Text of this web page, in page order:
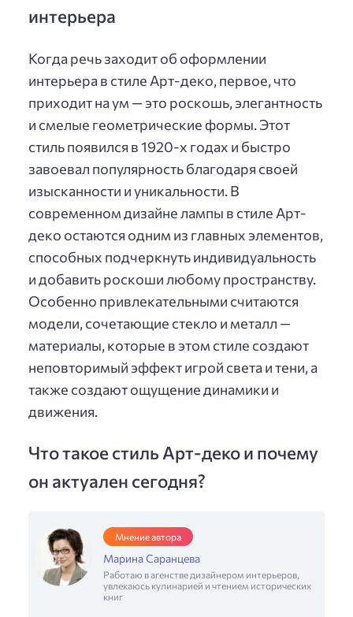
интерьера
Когда речь заходит об оформлении
интерьера в стиле Арт-деко, первое, что
приходит на ум — это роскошь, элегантность
и смелые геометрические формы. Этот
стиль появился в 1920-х годах и быстро
завоевал популярность благодаря своей
изысканности и уникальности. В
современном дизайне лампы в стиле Арт-
деко остаются одним из главных элементов,
способных подчеркнуть индивидуальность
и добавить роскоши любому пространству.
Особенно привлекательными считаются
модели, сочетающие стекло и металл —
материалы, которые в этом стиле создают
неповторимый эффект игрой света и тени, а
также создают ощущение динамики и
движения.
Что такое стиль Арт-деко и почему
он актуален сегодня?
Мнение автора
Марина Саранцева
Работаю в агенстве дизайнером интерьеров,
увлекаюсь кулинарией и чтением исторических
книг